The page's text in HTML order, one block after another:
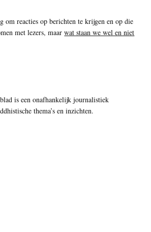
om reacties op berichten te krijgen en op die
met lezers, maarwat staan we wel en niet
is een onafhankelijk journalistiek
thema’s en inzichten.